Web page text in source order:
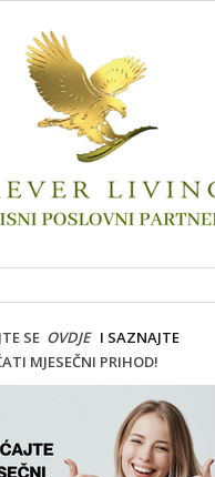
SE OVDJEI SAZNAJTE
MJESEČNI PRIHOD!